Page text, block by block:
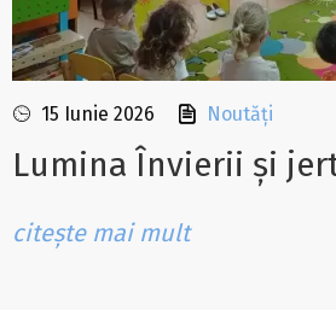
15 Iunie 2026 Noutăți
Lumina Învierii și
citește mai mult